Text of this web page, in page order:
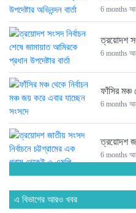
6 months
ত্রয়োদশ
6 months
ফাঁসির মঞ্চ
6 months
ত্রয়োদশ
6 months
এ বিভাগের আরও খবর